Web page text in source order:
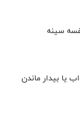
سینه
یا بیدار ماندن